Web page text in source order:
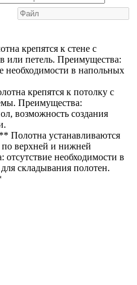
крепятся к стене с
или петель. Преимущества:
необходимости в напольных
крепятся к потолку с
Преимущества:
возможность создания
устанавливаются
по верхней и нижней
необходимости в
складывания полотен.